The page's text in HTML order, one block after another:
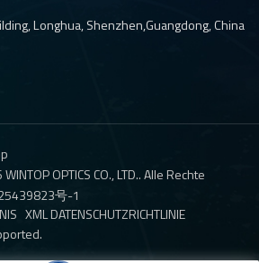
Longhua, Shenzhen,Guangdong, China
OPTICS CO., LTD.. Alle Rechte
号-1
XMLDATENSCHUTZRICHTLINIE